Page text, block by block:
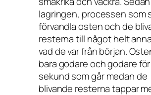
lagringen, processen som
förvandla osten och de
resterna till något helt
vad de var från början.
bara godare och godare
sekund som går medan de
blivande resterna tappar